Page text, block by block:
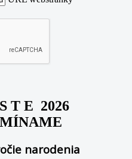
T E 2026
narodenia